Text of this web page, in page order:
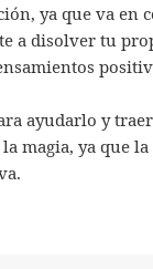
ya que va
a disolver tu
ayudarlo y
magia, ya que